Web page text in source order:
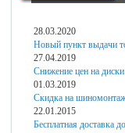
28.03.2020
Новый пункт выдачи
27.04.2019
Снижение цен на
01.03.2019
Скидка на шиномонтаж
22.01.2015
Бесплатная доставка